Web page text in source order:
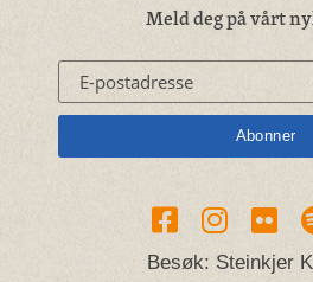
Meld deg på vårt
Besøk: Steinkjer